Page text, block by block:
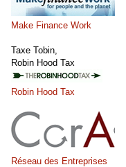
Make Finance Work
Taxe Tobin,
Robin Hood Tax
Robin Hood Tax
Réseau des Entreprises